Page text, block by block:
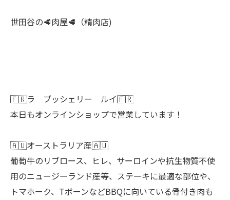
世田谷の🥩肉屋🥩（精肉店)
🇫🇷ラ ブッシェリー ルイ🇫🇷
本日もオンラインショップで営業しています！
🇦🇺オーストラリア産🇦🇺
葡萄牛のリブロース、ヒレ、サーロインや抗生物質不使
用のニュージーランド産等、ステーキに最適な部位や、
トマホーク、TボーンなどBBQに向いている骨付き肉も